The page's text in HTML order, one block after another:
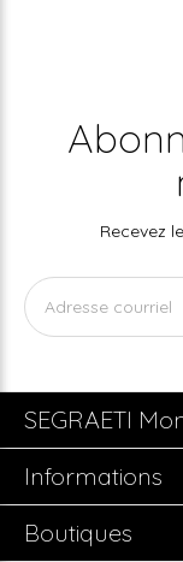
Recevez
SEGRAETI
Informations
Boutiques